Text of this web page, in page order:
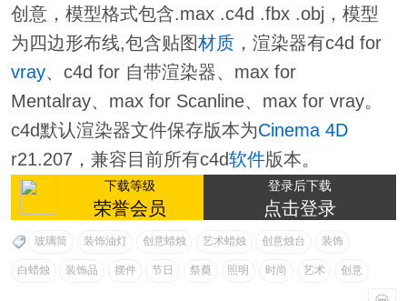
创意，模型格式包含.max .c4d .fbx .obj，模型
为四边形布线,包含贴图材质，渲染器有c4d for
vray、c4d for 自带渲染器、max for
Mentalray、max for Scanline、max for vray。
c4d默认渲染器文件保存版本为Cinema 4D
r21.207，兼容目前所有c4d软件版本。
下载等级
荣誉会员
登录后下载
点击登录
玻璃筒 装饰油灯 创意蜡烛 艺术蜡烛 创意烛台 装饰
白蜡烛 装饰品 摆件 节日 祭奠 照明 时尚 艺术 创意